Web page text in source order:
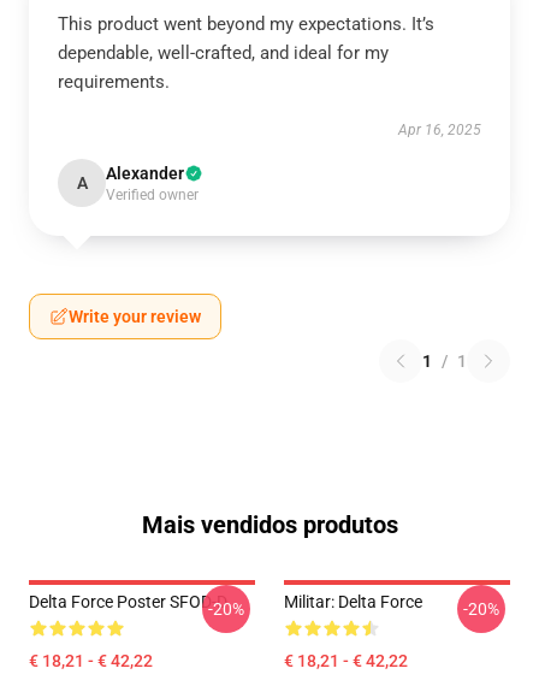
This product went beyond my expectations. It’s
dependable, well-crafted, and ideal for my
requirements.
Apr 16, 2025
A Alexander
Verified owner
Write your review
1 / 1
Mais vendidos produtos
Delta Force Poster SFOD-D
€ 18,21 - € 42,22
-20% Militar: Delta Force
€ 18,21 - € 42,22
-20%